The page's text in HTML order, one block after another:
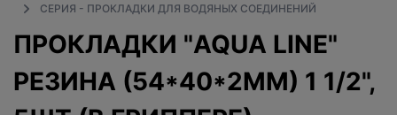
СЕРИЯ - ПРОКЛАДКИ ДЛЯ ВОДЯНЫХ СОЕДИНЕНИЙ
ПРОКЛАДКИ "AQUA LINE"
РЕЗИНА (54*40*2ММ) 1 1/2",